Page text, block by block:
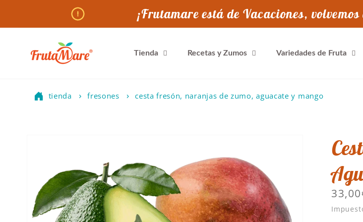
¡Frutamare está de Vacaciones,
Tienda Recetas y Zumos Variedades de Fruta
tienda fresones cesta fresón, naranjas de zumo, aguacate y mango
del producto